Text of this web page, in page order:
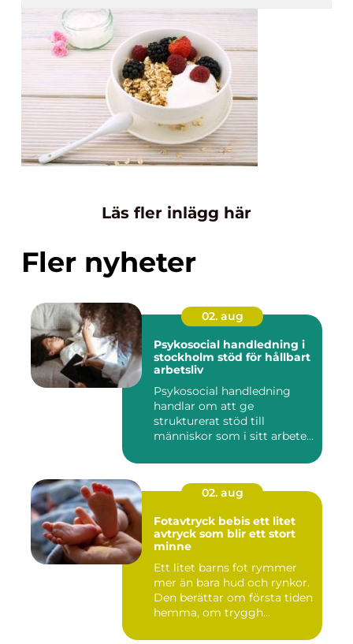
Läs fler inlägg här
Fler nyheter
02. aug
Psykosocial handledning i
stockholm stöd för hållbart
arbetsliv
Psykosocial handledning
handlar om att ge
strukturerat stöd till
människor som i sitt arbete
02. aug
Fotavtryck bebis ett litet
avtryck som blir ett stort
minne
Ett litet barns fot rymmer
mer än bara hud och rynkor.
Den berättar om första tiden
hemma, om tryggh...